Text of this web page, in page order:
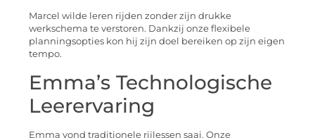
Marcel wilde leren rijden zonder zijn drukke
werkschema te verstoren. Dankzij onze flexibele
planningsopties kon hij zijn doel bereiken op zijn eigen
tempo.
Emma’s Technologische
Leerervaring
Emma vond traditionele rijlessen saai. Onze